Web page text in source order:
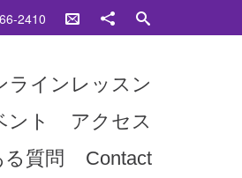
2410
ラインレッスン
ント
アクセス
質問
Contact